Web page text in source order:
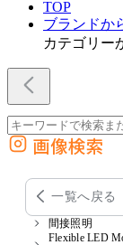
TOP
ブランドか
カテゴリー
外部サイトの商品をカ
他のサイトで見つけた商品
画像検索
一覧へ戻る
間接照明
Flexible LED